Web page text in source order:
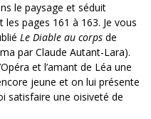
le paysage et séduit
pages 161 à 163. Je vous
Le Diable au corps de
par Claude Autant-Lara).
et l’amant de Léa une
jeune et on lui présente
satisfaire une oisiveté de